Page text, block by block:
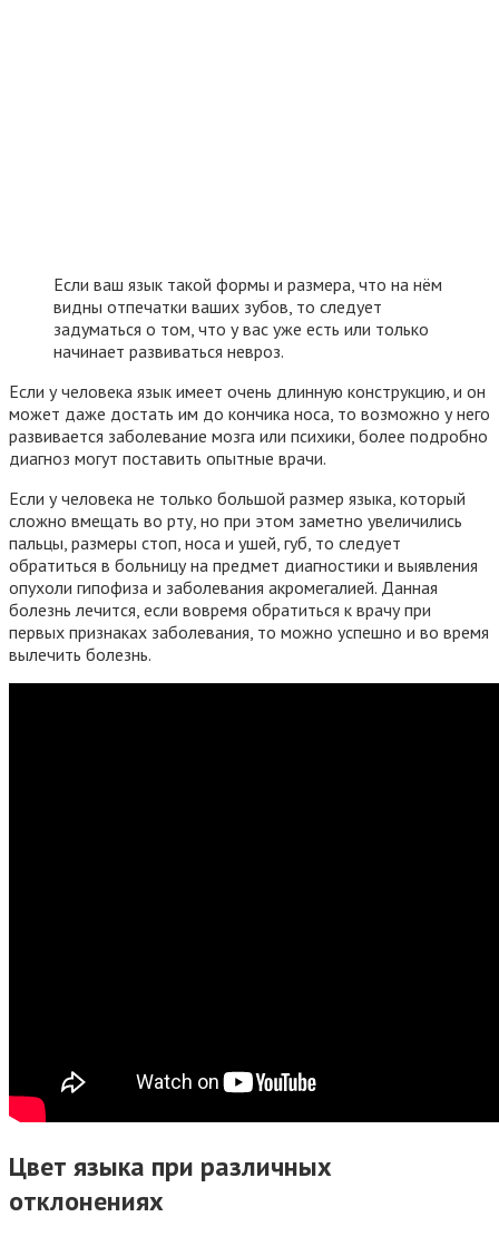
Если ваш язык такой формы и размера, что на нём
видны отпечатки ваших зубов, то следует
задуматься о том, что у вас уже есть или только
начинает развиваться невроз.
Если у человека язык имеет очень длинную конструкцию, и он
может даже достать им до кончика носа, то возможно у него
развивается заболевание мозга или психики, более подробно
диагноз могут поставить опытные врачи.
Если у человека не только большой размер языка, который
сложно вмещать во рту, но при этом заметно увеличились
пальцы, размеры стоп, носа и ушей, губ, то следует
обратиться в больницу на предмет диагностики и выявления
опухоли гипофиза и заболевания акромегалией. Данная
болезнь лечится, если вовремя обратиться к врачу при
первых признаках заболевания, то можно успешно и во время
вылечить болезнь.
Цвет языка при различных
отклонениях